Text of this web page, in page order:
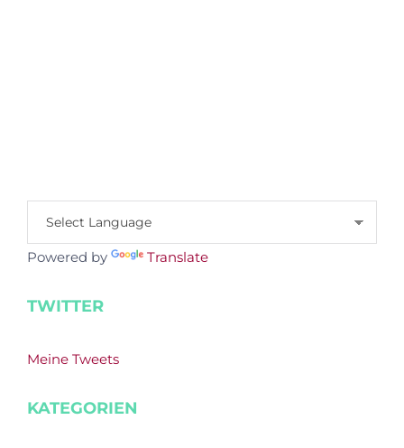
Powered by Translate
TWITTER
Meine Tweets
KATEGORIEN